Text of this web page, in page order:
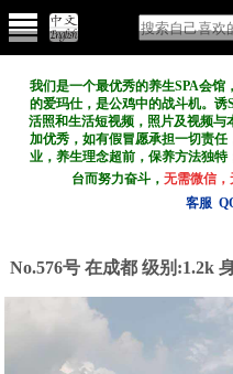
我们是一个最优秀的养生SPA会馆
的爱玛仕，是公鸡中的战斗机。
活照和生活短视频，照片及视频
加优秀，如有假冒愿承担一切责
业，养生理念超前，保养方法独特
台而努力奋斗，无需微信，
客服
No.576号 在成都 级别:1.2k